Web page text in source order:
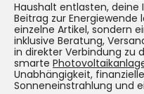
Haushalt entlasten,
Beitrag zur
einzelne Artikel, sondern
inklusive Beratung,
in direkter Verbindung zu
smarte
Unabhängigkeit,
Sonneneinstrahlung und